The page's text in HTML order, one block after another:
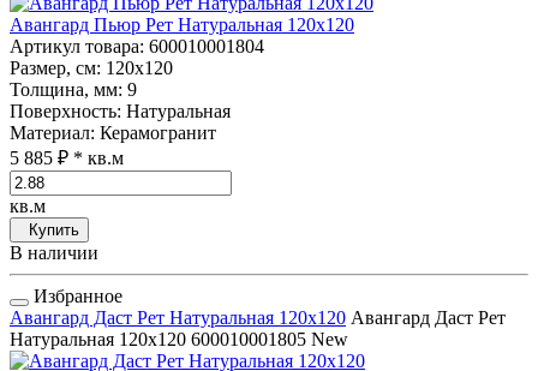
Авангард Пьюр Рет Натуральная 120x120
Артикул товара: 600010001804
Размер, см: 120x120
Толщина, мм: 9
Поверхность: Натуральная
Материал: Керамогранит
5 885 ₽ * кв.м
кв.м
Купить
В наличии
Избранное
Авангард Даст Рет Натуральная 120x120 Авангард Даст Рет
Натуральная 120x120 600010001805 New